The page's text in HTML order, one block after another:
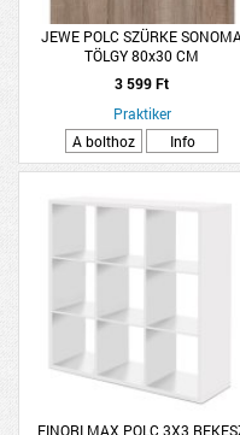
JEWE POLC SZÜRKE
TÖLGY 80x30 CM
3 599 Ft
Praktiker
A bolthoz
Info
FINORI MAX POLC 3X3